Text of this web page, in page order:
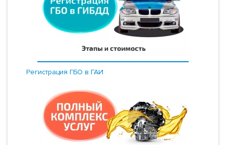
Регистрация ГБО в ГАИ